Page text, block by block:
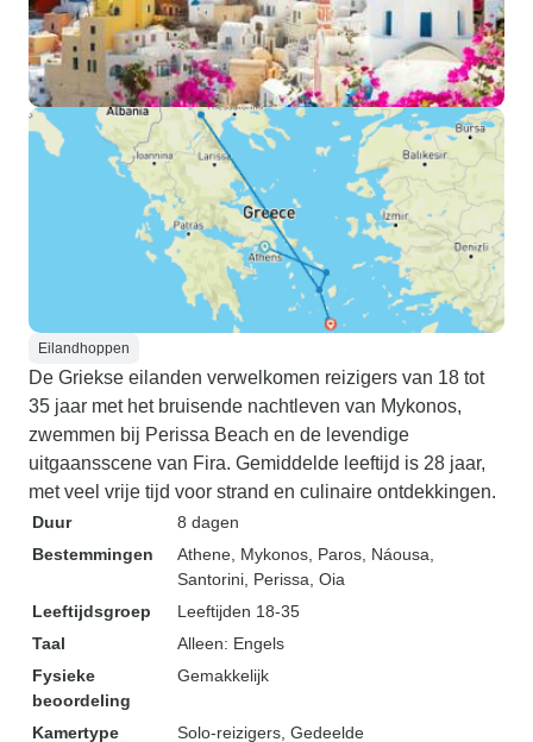
Eilandhoppen
De Griekse eilanden verwelkomen reizigers van 18 tot
35 jaar met het bruisende nachtleven van Mykonos,
zwemmen bij Perissa Beach en de levendige
uitgaansscene van Fira. Gemiddelde leeftijd is 28 jaar,
met veel vrije tijd voor strand en culinaire ontdekkingen.
Duur
8 dagen
Bestemmingen
Athene , Mykonos , Paros , Náousa
Santorini , Perissa , Oia
Leeftijdsgroep
Leeftijden 18-35
Taal
Alleen: Engels
Fysieke
beoordeling
Gemakkelijk
Kamertype Solo-reizigers, Gedeelde